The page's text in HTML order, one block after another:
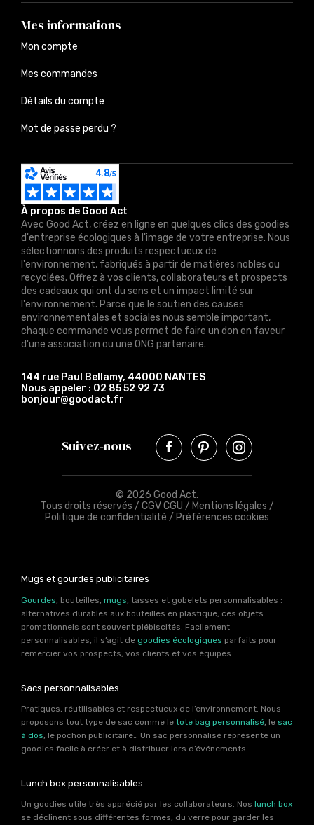
À propos de Good Act
Avec Good Act, créez en ligne en quelques clics des goodies
d'entreprise écologiques à l'image de votre entreprise. Nous
sélectionnons des produits respectueux de
l'environnement, fabriqués à partir de matières nobles ou
recyclées. Offrez à vos clients, collaborateurs et prospects
des cadeaux qui ont du sens et un impact limité sur
l'environnement. Parce que le soutien des causes
environnementales et sociales nous semble important,
chaque commande vous permet de faire un don en faveur
d'une association ou une ONG partenaire.
144 rue Paul Bellamy, 44000 NANTES
Nous appeler : 02 85 52 92 73
bonjour@goodact.fr
Mes informations
Mon compte
Mes commandes
Détails du compte
Mot de passe perdu ?
Suivez-nous
© 2026 Good Act.
Tous droits réservés / CGV CGU / Mentions légales /
Politique de confidentialité / Préférences cookies
Mugs et gourdes publicitaires
Gourdes , bouteilles, mugs , tasses et gobelets personnalisables :
alternatives durables aux bouteilles en plastique, ces objets
promotionnels sont souvent plébiscités. Facilement
personnalisables, il s’agit de goodies écologiques parfaits pour
remercier vos prospects, vos clients et vos équipes.
Sacs personnalisables
Pratiques, réutilisables et respectueux de l’environnement. Nous
proposons tout type de sac comme le tote bag personnalisé, le sac
à dos, le pochon publicitaire… Un sac personnalisé représente un
goodies facile à créer et à distribuer lors d’événements.
Lunch box personnalisables
Un goodies utile très apprécié par les collaborateurs. Nos lunch box
se déclinent sous différentes formes, du verre pour garder les